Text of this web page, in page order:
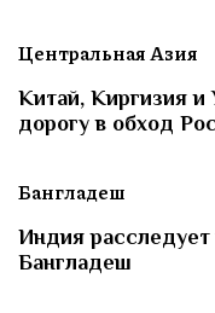
Центральная Азия
Китай, Киргизия и
дорогу в обход
Бангладеш
Индия
Бангладеш